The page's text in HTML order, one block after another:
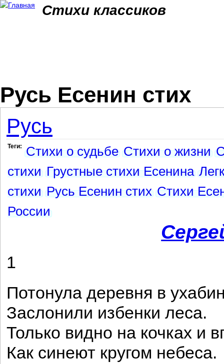
Стихи классиков
Русь Есенин стих
Русь
Теги: Стихи о судьбе Стихи о жизни
стихи Грустные стихи Есенина
стихи Русь Есенин стих Стихи
России
1
Потонула деревня в
Заслонили избенки леса.
Только видно на кочках и
Как синеют кругом небеса.